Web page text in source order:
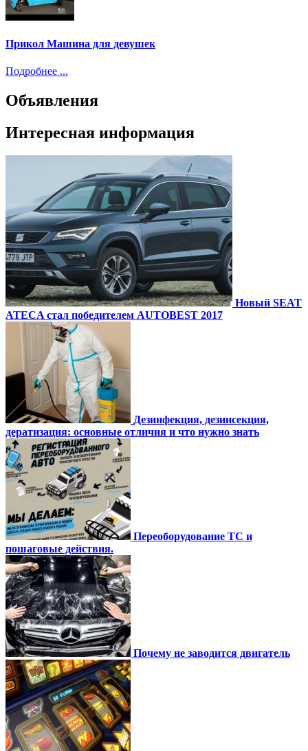
Прикол Машина для девушек
Подробнее ...
Объявления
Интересная информация
Новый SEAT
ATECA стал победителем AUTOBEST 2017
Дезинфекция, дезинсекция,
дератизация: основные отличия и что нужно знать
Переоборудование ТС и
пошаговые действия.
Почему не заводится двигатель